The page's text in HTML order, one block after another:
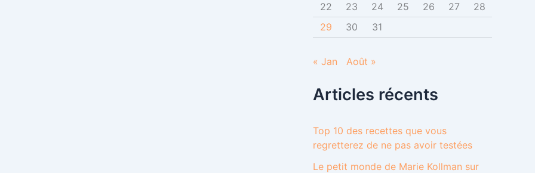
22
23 24 25 26 27
28
29
30 31
« Jan Août »
Articles récents
Top 10 des recettes que vous
regretterez de ne pas avoir testées
Le petit monde de Marie Kollman sur